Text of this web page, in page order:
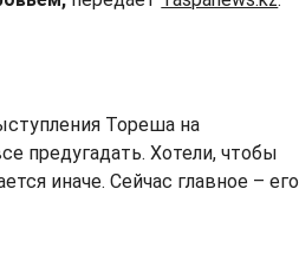
Тореша на
предугадать. Хотели, чтобы
иначе. Сейчас главное – его